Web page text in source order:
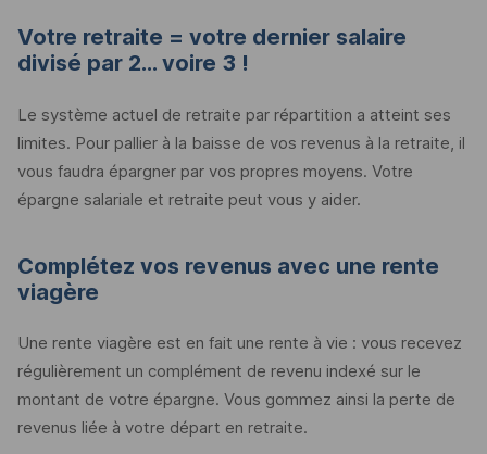
Votre retraite = votre dernier salaire
divisé par 2... voire 3 !
Le système actuel de retraite par répartition a atteint ses
limites. Pour pallier à la baisse de vos revenus à la retraite, il
vous faudra épargner par vos propres moyens. Votre
épargne salariale et retraite peut vous y aider.
Complétez vos revenus avec une rente
viagère
Une rente viagère est en fait une rente à vie : vous recevez
régulièrement un complément de revenu indexé sur le
montant de votre épargne. Vous gommez ainsi la perte de
revenus liée à votre départ en retraite.